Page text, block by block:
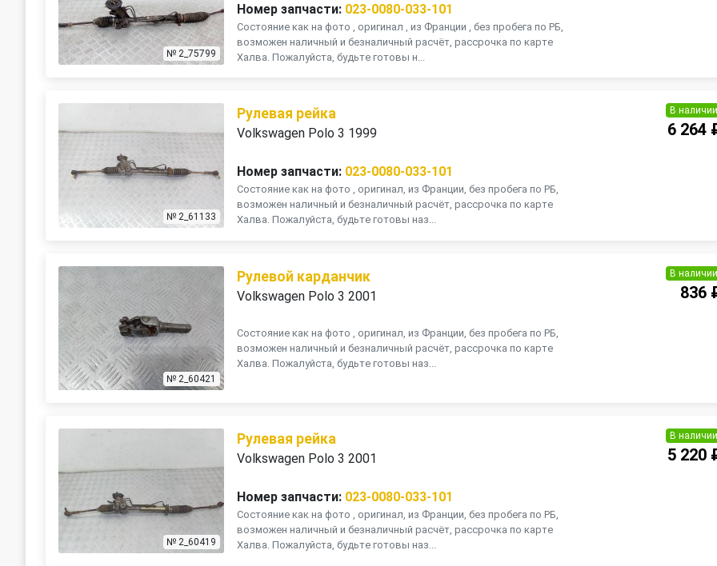
№ 2_75799
Номер запчасти: 023-0080-033-101
Состояние как на фото , оригинал , из Франции , без пробега по РБ,
возможен наличный и безналичный расчёт, рассрочка по карте
Халва. Пожалуйста, будьте готовы н...
№ 2_61133
Рулевая рейка
Volkswagen Polo 3 1999
Номер запчасти: 023-0080-033-101
Состояние как на фото , оригинал, из Франции, без пробега по РБ,
возможен наличный и безналичный расчёт, рассрочка по карте
Халва. Пожалуйста, будьте готовы наз...
В наличии
6 264
№ 2_60421
Рулевой карданчик
Volkswagen Polo 3 2001
Состояние как на фото , оригинал, из Франции, без пробега по РБ,
возможен наличный и безналичный расчёт, рассрочка по карте
Халва. Пожалуйста, будьте готовы наз...
В наличии
836
№ 2_60419
Рулевая рейка
Volkswagen Polo 3 2001
Номер запчасти: 023-0080-033-101
Состояние как на фото , оригинал, из Франции, без пробега по РБ,
возможен наличный и безналичный расчёт, рассрочка по карте
Халва. Пожалуйста, будьте готовы наз...
В наличии
5 220